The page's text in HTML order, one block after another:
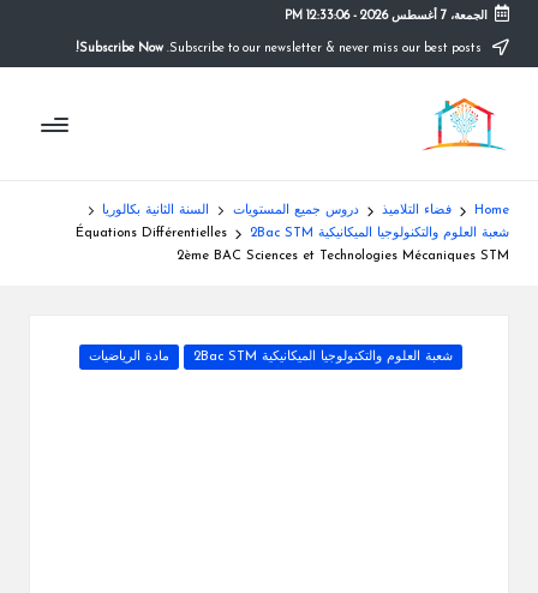
content
الجمعة، 7 أغسطس 2026 -
12:33:06 PM
Subscribe Now!
م
و
ق
ع
التعليم
الصريح
Home فضاء التلاميذ دروس جميع المستويات
السنة الثانية بكالوريا
شعبة العلوم والتكنولوجيا الميكانيكية 2Bac STM
Équations Différentielles
2ème BAC Sciences et Technologies Mécaniques STM
Posted
شعبة العلوم والتكنولوجيا الميكانيكية 2Bac STM مادة الرياضيات